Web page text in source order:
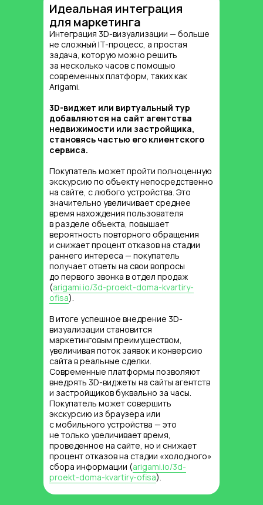
Идеальная интеграция
для маркетинга
Интеграция 3D-визуализации — больше
не сложный IT-процесс, а простая
задача, которую можно решить
за несколько часов с помощью
современных платформ, таких как
Arigami.
3D-виджет или виртуальный тур
добавляются на сайт агентства
недвижимости или застройщика,
становясь частью его клиентского
сервиса.
Покупатель может пройти полноценную
экскурсию по объекту непосредственно
на сайте, с любого устройства. Это
значительно увеличивает среднее
время нахождения пользователя
в разделе объекта, повышает
вероятность повторного обращения
и снижает процент отказов на стадии
раннего интереса — покупатель
получает ответы на свои вопросы
до первого звонка в отдел продаж
(arigami.io/3d-proekt-doma-kvartiry-
ofisa).
В итоге успешное внедрение 3D-
визуализации становится
маркетинговым преимуществом,
увеличивая поток заявок и конверсию
сайта в реальные сделки.
Современные платформы позволяют
внедрять 3D-виджеты на сайты агентств
и застройщиков буквально за часы.
Покупатель может совершить
экскурсию из браузера или
с мобильного устройства — это
не только увеличивает время,
проведенное на сайте, но и снижает
процент отказов на стадии «холодного»
сбора информации (arigami.io/3d-
proekt-doma-kvartiry-ofisa).
Эмоциональная
вовлеченность и повторные
Психологический аспект 3D-рендера
зачастую недооценен — клиент, который
получил ровно тот результат, что видел
в виртуальном туре, становится
адвокатом компании.
Довольный владелец охотно делится
позитивом с друзьями, пишет отзывы
и повторно обращается за новыми
проектами или услугами.
Cylind отмечает, что после внедрения 3D
и AR-решений на платформе Arigami
уровень повторных заказов вырос более
чем на 25%, а лояльность клиентов
и репутация бренда стабильно
укрепляются (cylind.com).
Советы экспертов:
Е. К., архитектор KRISHTAL:
«Не упускайте шанс показать
будущий объект
с максимальной
реалистичностью. Чем больше
эмоций вызовет визуализация,
тем выше доверие и шанс
сделки»
krishtal.info
О. Кельник, CEO Planoplan/Kelnik:
«Используйте 3D и VR
не только для типовых
квартир, а для всех вариантов!
Покупатель должен иметь